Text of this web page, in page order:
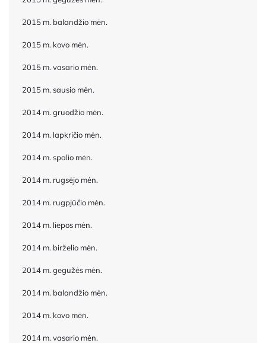
2015 m. balandžio mėn.
2015 m. kovo mėn.
2015 m. vasario mėn.
2015 m. sausio mėn.
2014 m. gruodžio mėn.
2014 m. lapkričio mėn.
2014 m. spalio mėn.
2014 m. rugsėjo mėn.
2014 m. rugpjūčio mėn.
2014 m. liepos mėn.
2014 m. birželio mėn.
2014 m. gegužės mėn.
2014 m. balandžio mėn.
2014 m. kovo mėn.
2014 m. vasario mėn.